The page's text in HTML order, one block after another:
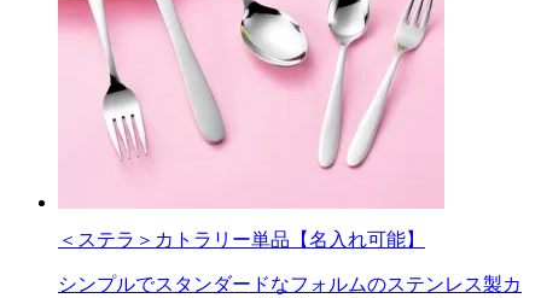
＜ステラ＞カトラリー単品【名入れ可能】
シンプルでスタンダードなフォルムのステンレス製カ